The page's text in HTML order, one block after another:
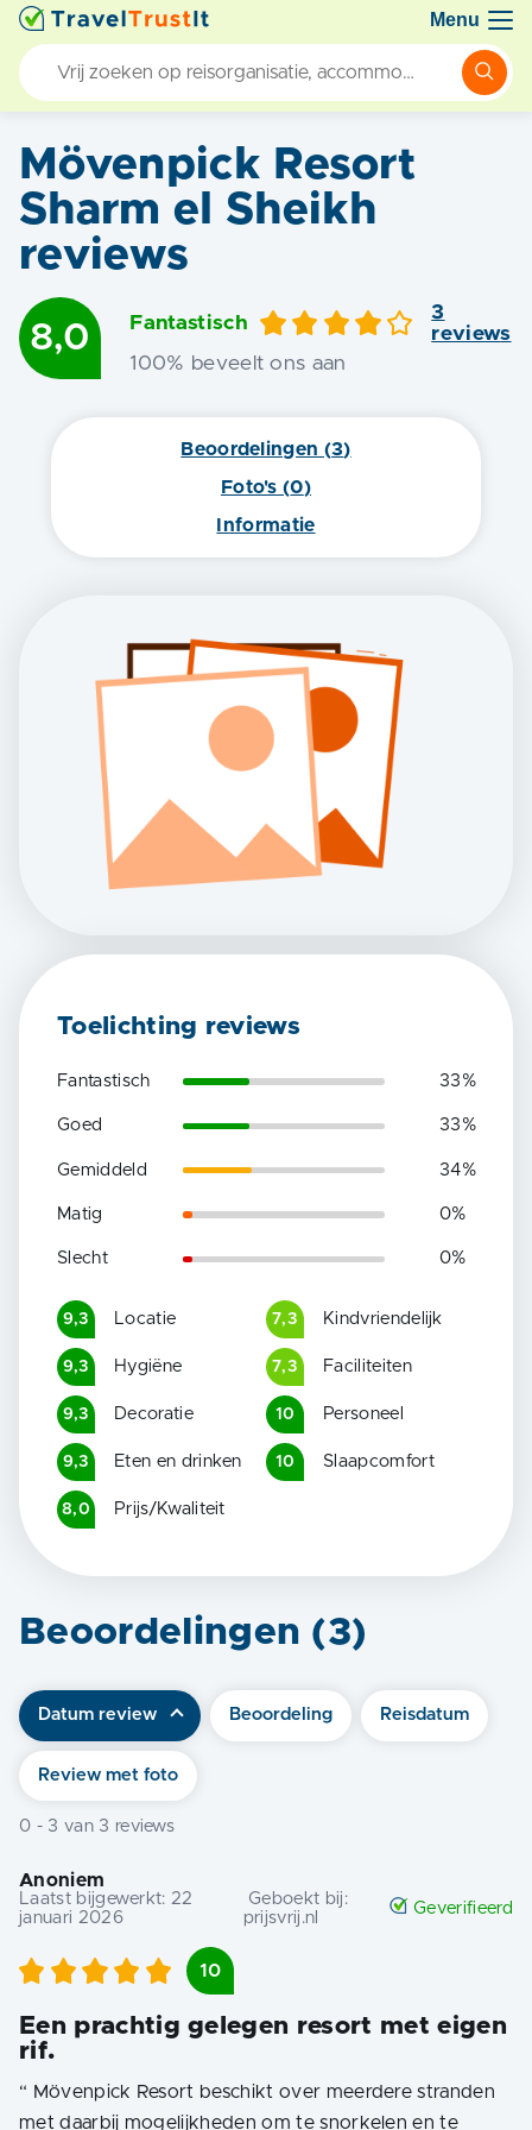
Menu
Mövenpick Resort
Sharm el Sheikh
reviews
8,0 Fantastisch
3
reviews
100% beveelt ons aan
Beoordelingen (3)
Foto's (0)
Informatie
Toelichting reviews
Fantastisch 33 %
Goed 33 %
Gemiddeld 34%
Matig 0%
Slecht 0%
9,3 Locatie 7,3 Kindvriendelijk
9,3 Hygiëne 7,3 Faciliteiten
9,3 Decoratie 10 Personeel
9,3 Eten en drinken 10 Slaapcomfort
8,0 Prijs/Kwaliteit
Beoordelingen (3)
Datum review Beoordeling Reisdatum
Review met foto
0 - 3 van 3 reviews
Anoniem
Laatst bijgewerkt: 22
januari 2026
Geboekt bij:
prijsvrij.nl
Geverifieerd
10
Een prachtig gelegen resort met eigen
rif.
“ Mövenpick Resort beschikt over meerdere stranden
met daarbij mogelijkheden om te snorkelen en te